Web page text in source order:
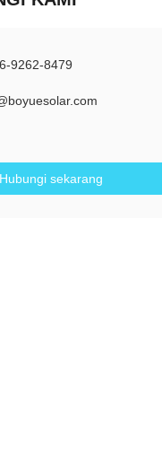
9262-8479
Hubungi sekarang